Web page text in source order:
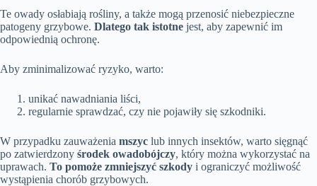
Te owady osłabiają rośliny, a także mogą przenosić niebezpieczne
patogeny grzybowe. Dlatego tak istotne jest, aby zapewnić im
odpowiednią ochronę.
Aby zminimalizować ryzyko, warto:
unikać nawadniania liści,
regularnie sprawdzać, czy nie pojawiły się szkodniki.
W przypadku zauważenia mszyc lub innych insektów, warto sięgnąć
po zatwierdzony środek owadobójczy, który można wykorzystać na
uprawach. To pomoże zmniejszyć szkody i ograniczyć możliwość
wystąpienia chorób grzybowych.